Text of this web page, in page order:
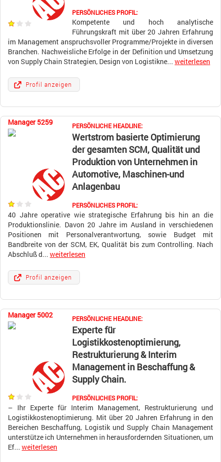
PERSÖNLICHES PROFIL:
Kompetente und hoch analytische
Führungskraft mit über 20 Jahren Erfahrung
im Management anspruchsvoller Programme/Projekte in diversen
Branchen. Nachweisliche Erfolge in der Definition und Umsetzung
von Supply Chain Strategien, Design von Logistikne... weiterlesen
Profil anzeigen
Manager 5259 PERSÖNLICHE HEADLINE:
Wertstrom basierte Optimierung
der gesamten SCM, Qualität und
Produktion von Unternehmen in
Automotive, Maschinen-und
Anlagenbau
PERSÖNLICHES PROFIL:
40 Jahre operative wie strategische Erfahrung bis hin an die
Produktionslinie. Davon 20 Jahre im Ausland in verschiedenen
Positionen mit Personalverantwortung, sowie Budget mit
Bandbreite von der SCM, EK, Qualität bis zum Controlling. Nach
Abschluß d... weiterlesen
Profil anzeigen
Manager 5002 PERSÖNLICHE HEADLINE:
Experte für
Logistikkostenoptimierung,
Restrukturierung & Interim
Management in Beschaffung &
Supply Chain.
PERSÖNLICHES PROFIL:
– Ihr Experte für Interim Management, Restrukturierung und
Logistikkostenoptimierung. Mit über 20 Jahren Erfahrung in den
Bereichen Beschaffung, Logistik und Supply Chain Management
unterstütze ich Unternehmen in herausfordernden Situationen, um
Ef... weiterlesen